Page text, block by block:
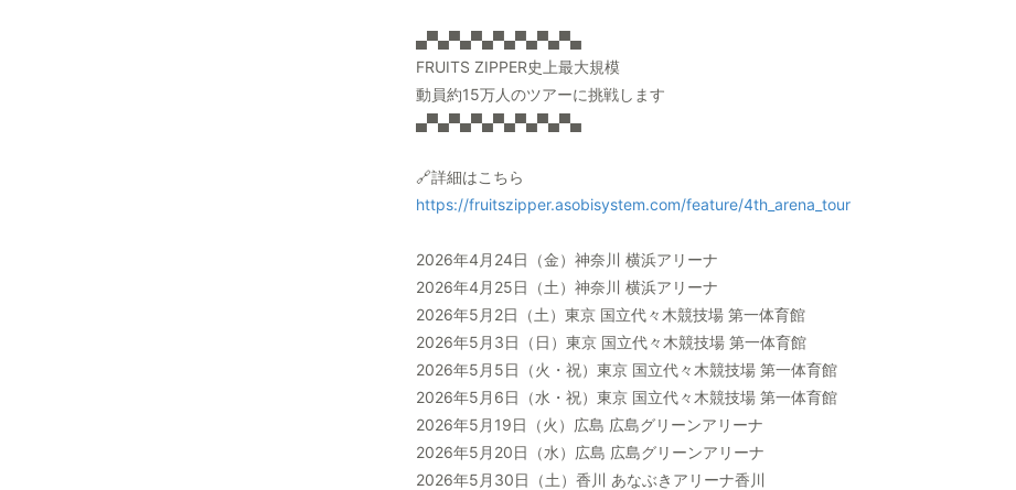
▄▀▄▀▄▀▄▀▄▀▄▀▄▀▄
FRUITS ZIPPER史上最大規模
動員約15万人のツアーに挑戦します
▄▀▄▀▄▀▄▀▄▀▄▀▄▀▄
🔗詳細はこちら
https://fruitszipper.asobisystem.com/feature/4th_arena_tour
2026年4月24日（金）神奈川 横浜アリーナ
2026年4月25日（土）神奈川 横浜アリーナ
2026年5月2日（土）東京 国立代々木競技場 第一体育館
2026年5月3日（日）東京 国立代々木競技場 第一体育館
2026年5月5日（火・祝）東京 国立代々木競技場 第一体育館
2026年5月6日（水・祝）東京 国立代々木競技場 第一体育館
2026年5月19日（火）広島 広島グリーンアリーナ
2026年5月20日（水）広島 広島グリーンアリーナ
2026年5月30日（土）香川 あなぶきアリーナ香川